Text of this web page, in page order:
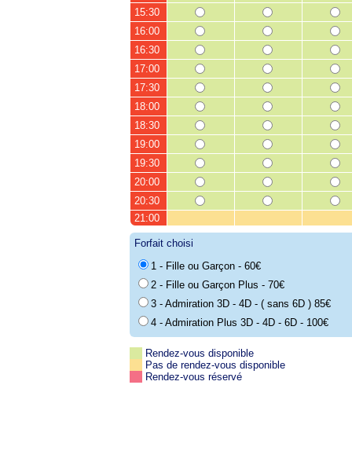
15:30
16:00
16:30
17:00
17:30
18:00
18:30
19:00
19:30
20:00
20:30
21:00
Forfait choisi
1 - Fille ou Garçon - 60€
2 - Fille ou Garçon Plus - 70€
3 - Admiration 3D - 4D - ( sans 6D ) 85€
4 - Admiration Plus 3D - 4D - 6D - 100€
Rendez-vous disponible
Pas de rendez-vous disponible
Rendez-vous réservé